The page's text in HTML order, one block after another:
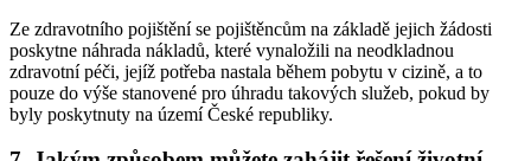
Ze zdravotního pojištění se pojištěncům na základě jejich žádosti
poskytne náhrada nákladů, které vynaložili na neodkladnou
zdravotní péči, jejíž potřeba nastala během pobytu v cizině, a to
pouze do výše stanovené pro úhradu takových služeb, pokud by
byly poskytnuty na území České republiky.